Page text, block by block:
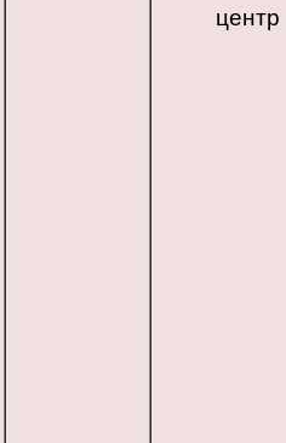
центр